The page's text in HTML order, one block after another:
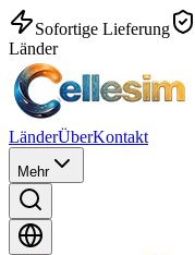
Sofortige Lieferung
Länder
LänderÜberKontakt
Mehr